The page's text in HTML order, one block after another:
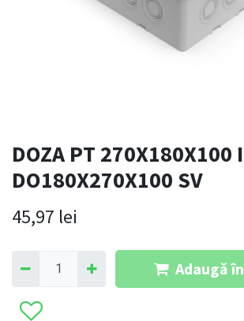
DOZA PT 270X180X100
DO180X270X100 SV
45,97 lei
Adaugă